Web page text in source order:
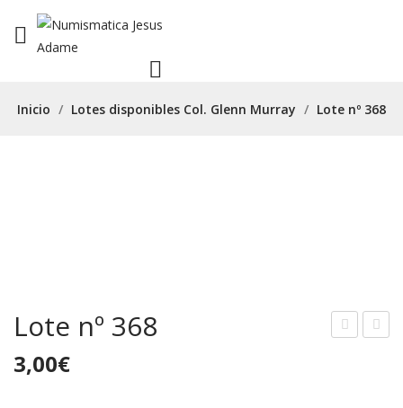
Inicio / Lotes disponibles Col. Glenn Murray / Lote nº 368
Lote nº 368
3,00€